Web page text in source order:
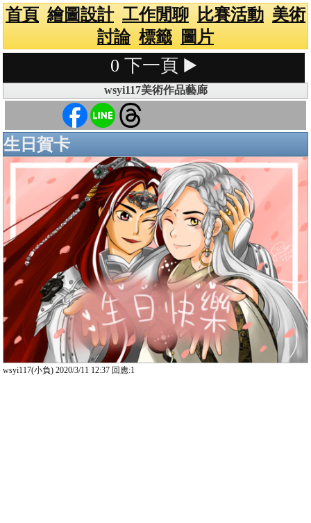
首頁 繪圖設計 工作閒聊 比賽活動 美術
討論 標籤 圖片
0 下一頁 ▶️
wsyi117美術作品藝廊
生日賀卡
wsyi117(小負) 2020/3/11 12:37 回應:1